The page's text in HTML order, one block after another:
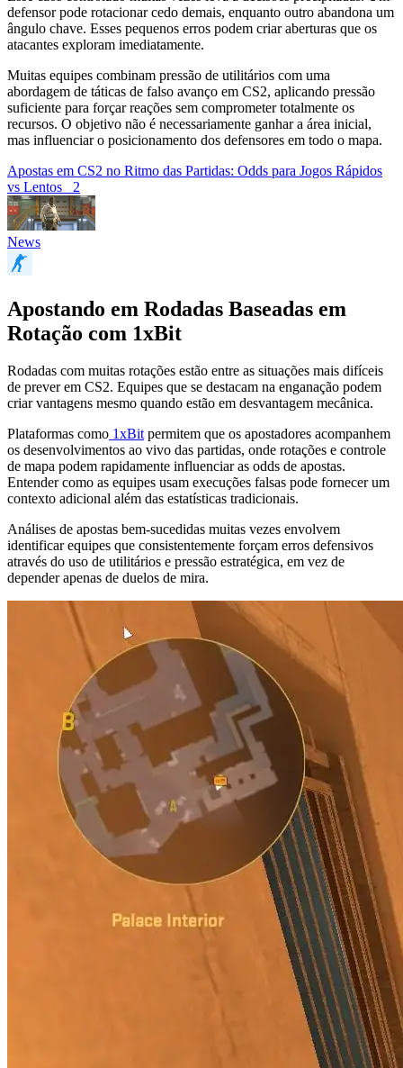
defensor pode rotacionar cedo demais, enquanto outro abandona um
ângulo chave. Esses pequenos erros podem criar aberturas que os
atacantes exploram imediatamente.
Muitas equipes combinam pressão de utilitários com uma
abordagem de táticas de falso avanço em CS2, aplicando pressão
suficiente para forçar reações sem comprometer totalmente os
recursos. O objetivo não é necessariamente ganhar a área inicial,
mas influenciar o posicionamento dos defensores em todo o mapa.
Apostas em CS2 no Ritmo das Partidas: Odds para Jogos Rápidos
vs Lentos 2
News
Apostando em Rodadas Baseadas em
Rotação com 1xBit
Rodadas com muitas rotações estão entre as situações mais difíceis
de prever em CS2. Equipes que se destacam na enganação podem
criar vantagens mesmo quando estão em desvantagem mecânica.
Plataformas como 1xBitpermitem que os apostadores acompanhem
os desenvolvimentos ao vivo das partidas, onde rotações e controle
de mapa podem rapidamente influenciar as odds de apostas.
Entender como as equipes usam execuções falsas pode fornecer um
contexto adicional além das estatísticas tradicionais.
Análises de apostas bem-sucedidas muitas vezes envolvem
identificar equipes que consistentemente forçam erros defensivos
através do uso de utilitários e pressão estratégica, em vez de
depender apenas de duelos de mira.